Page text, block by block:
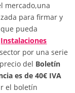
mercado,una
para firmar y
pueda
Instalaciones
por una serie
del Boletín
es de 40€ IVA
el boletín